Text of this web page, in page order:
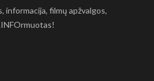
informacija, filmų apžvalgos,